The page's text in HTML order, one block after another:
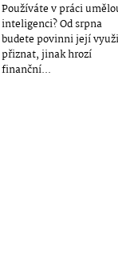
Používáte v práci
inteligenci? Od srpna
budete povinni její
přiznat, jinak hrozí
finanční...